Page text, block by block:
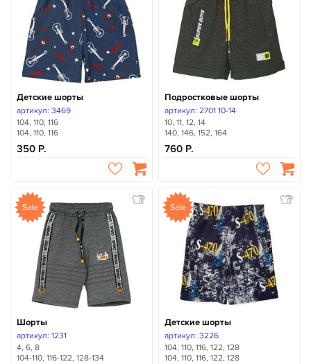
Детские шорты
артикул: 3469
104, 110, 116
104, 110, 116
350
Подростковые шорты
артикул: 2701 10-14
10, 11, 12, 14
140, 146, 152, 164
760
Sale
Шорты
артикул: 1231
4, 6, 8
104-110, 116-122, 128-134
Sale
Детские шорты
артикул: 3226
104, 110, 116, 122, 128
104, 110, 116, 122, 128